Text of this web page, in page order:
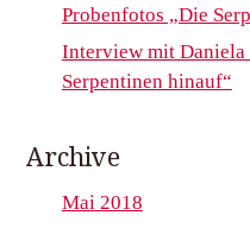
Probenfotos „Die
Interview mit Daniela
Serpentinen hinauf“
Archive
Mai 2018